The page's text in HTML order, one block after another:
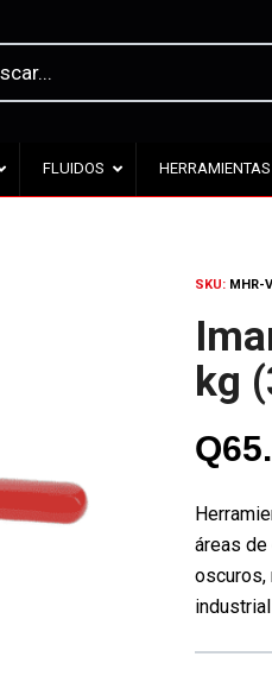
FLUIDOS
SKU: MHR-
kg
Q
áreas
oscuros,